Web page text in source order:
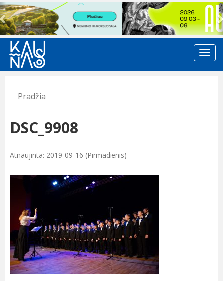
Previous
Pradžia
DSC_9908
Atnaujinta: 2019-09-16 (Pirmadienis)